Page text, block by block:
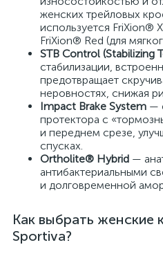
женских трейловых
используется FriXion®
FriXion® Red (для
STB Control (Stabilizing
стабилизации,
предотвращает
неровностях, снижая
Impact Brake System —
протектора с
и переднем срезе,
спусках.
Ortholite® Hybrid —
антибактериальными
и долговременной
Как выбрать женские
Sportiva?